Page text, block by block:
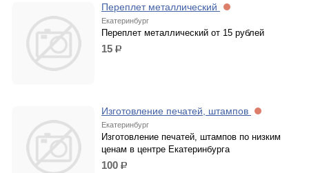
Переплет металлический
Екатеринбург
Переплет металлический от 15 рублей
15 р.
Изготовление печатей, штампов
Екатеринбург
Изготовление печатей, штампов по низким
ценам в центре Екатеринбурга
100 р.